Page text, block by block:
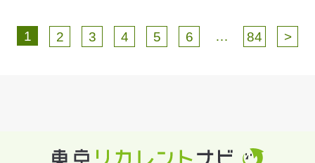
1 2 3 4 5 6 … 84 >